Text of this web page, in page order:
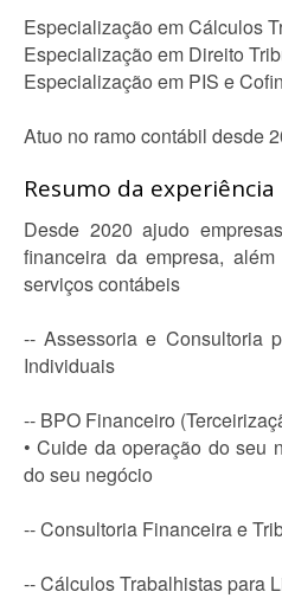
Especialização em Cálculos
Especialização em Direito
Especialização em PIS e
Atuo no ramo contábil desde
Resumo da
Desde 2020 ajudo
financeira da empresa,
serviços contábeis
-- Assessoria e Consultoria
Individuais
-- BPO Financeiro
• Cuide da operação do seu
do seu negócio
-- Consultoria Financeira e
-- Cálculos Trabalhistas para